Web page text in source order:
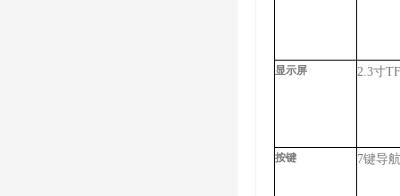
显示屏 2.3寸
按键 7键导